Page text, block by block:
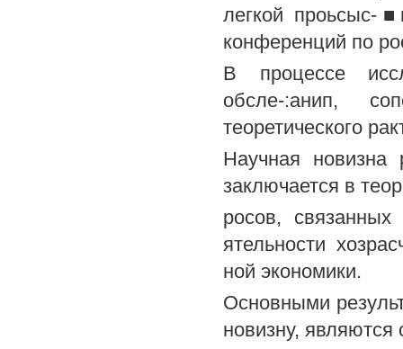
легкой проьсыс-
конференций по
В процессе
обсле-:анип,
теоретического
Научная новизна
заключается в
росов, связанных
ятельности
ной экономики.
Основными
новизну,